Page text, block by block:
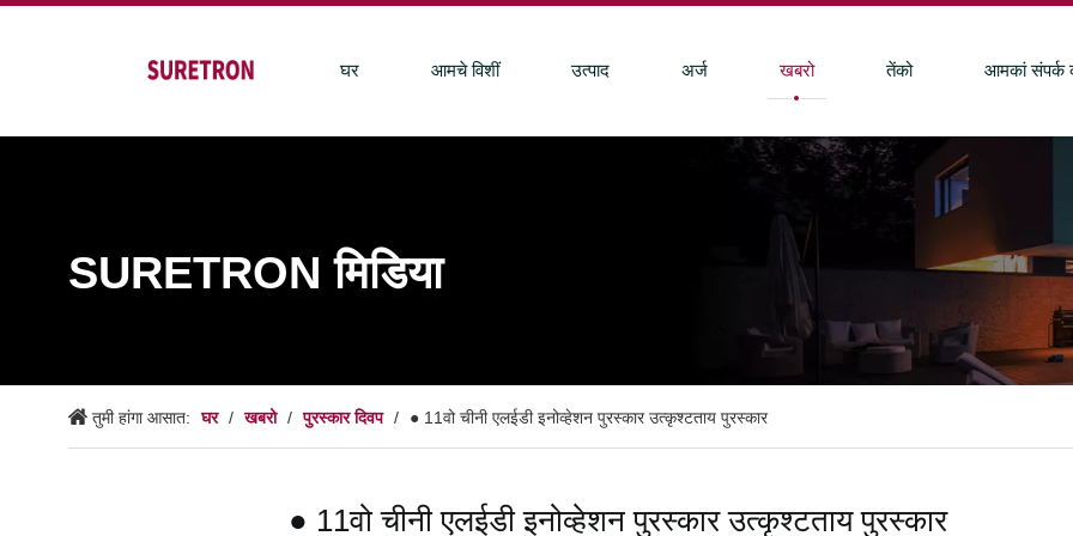
घर आमचे विशीं उत्पाद अर्ज खबरो तेंको आमकां संपर्क
SURETRON मिडिया
तुमी हांगा आसात: घर / खबरो / पुरस्कार दिवप / ● 11वो चीनी एलईडी इनोव्हेशन पुरस्कार उत्कृश्टताय पुरस्कार
● 11वो चीनी एलईडी इनोव्हेशन पुरस्कार उत्कृश्टताय पुरस्कार